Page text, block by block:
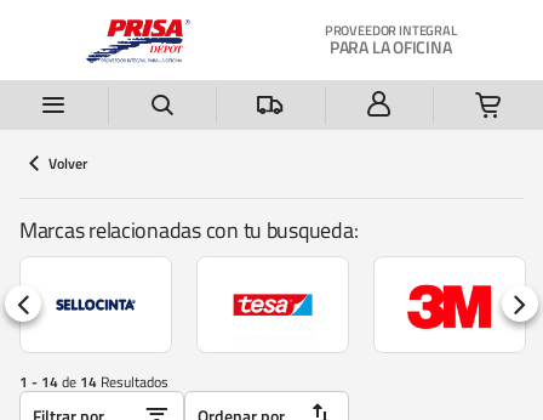
PROVEEDOR INTEGRAL
PARA LA OFICINA
Volver
Marcas relacionadas con tu busqueda:
1 - 14de 14 Resultados